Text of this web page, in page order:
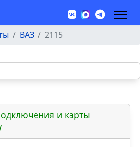
ВАЗ 2115
и карты